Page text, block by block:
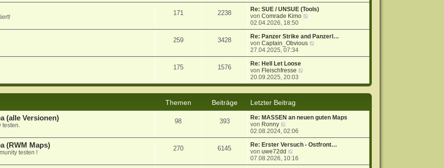
a
g
e
i
t
r
g
t
e
i
171 2238
Re: SUE / UNSUE (Tools)
vonComrade Kimo
u
e
s
e
i
g
02.04.2026, 18:50
259 3428
Re: Panzer Strike and Panzerl…
vonCaptain_Obvious
u
e
i
t
g
27.04.2025, 07:34
175 1576
Re: Hell Let Loose
von Fleischfresse
u
e
r
i
t
g
20.09.2025, 20:03
Themen Beiträge
Letzter Beitrag
(alle Versionen)
testen.
98 393
Re: MASSEN an neuen guten Maps
von Ronny
e
u
e
s
t
e
02.08.2024, 02:06
(RWM Maps)
testen !
270 6145
Re: Erster Versuch - Ostfront…
vonuwe72dd
e
u
07.08.2026, 10:16